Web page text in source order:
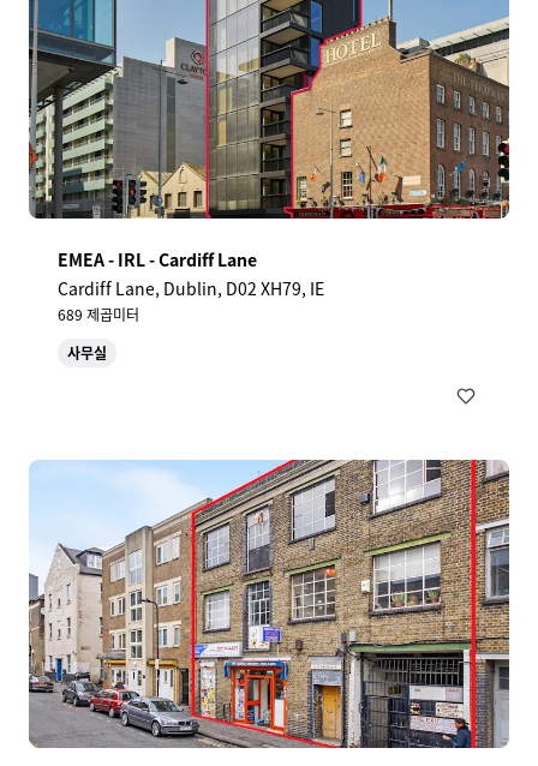
EMEA - IRL - Cardiff Lane
Cardiff Lane, Dublin, D02 XH79, IE
689 제곱미터
사무실